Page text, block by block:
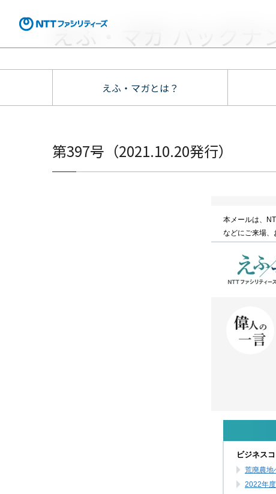
えふ・マガ バックナ
えふ・マガとは？
第397号（2021.10.20発行）
本メールは、
などにご来場、
ビジネス
荒廃農地
2022年